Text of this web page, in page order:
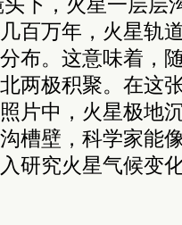
百万年，火星轨
布。这意味着，
两极积聚。在这
片中，火星极地
槽壁，科学家能
研究火星气候变